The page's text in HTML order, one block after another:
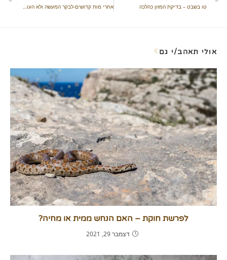
טו בשבט – בדיקת המזון כהלכה ​ אחרי מות קדושים-לבקר המעשה ולא העושה!
אולי תאהב/י גם
לפרשת חוקת – האם הנחש ממית או מחיה?
דצמבר 29, 2021